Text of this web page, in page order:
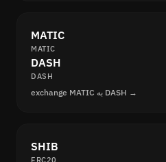
MATIC
MATIC
DASH
DASH
exchange MATIC به DASH →
SHIB